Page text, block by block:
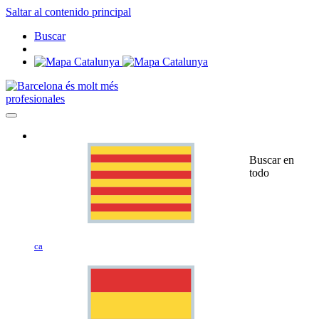
Saltar al contenido principal
Buscar
profesionales
ca
Buscar en
todo